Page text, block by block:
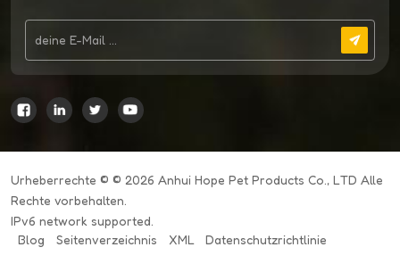
Urheberrechte © © 2026 Anhui Hope Pet Products Co., LTD Alle
Rechte vorbehalten.
IPv6 network supported.
Blog
Seitenverzeichnis XML Datenschutzrichtlinie